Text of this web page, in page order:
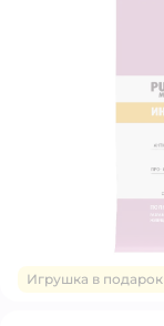
Игрушка в подарок